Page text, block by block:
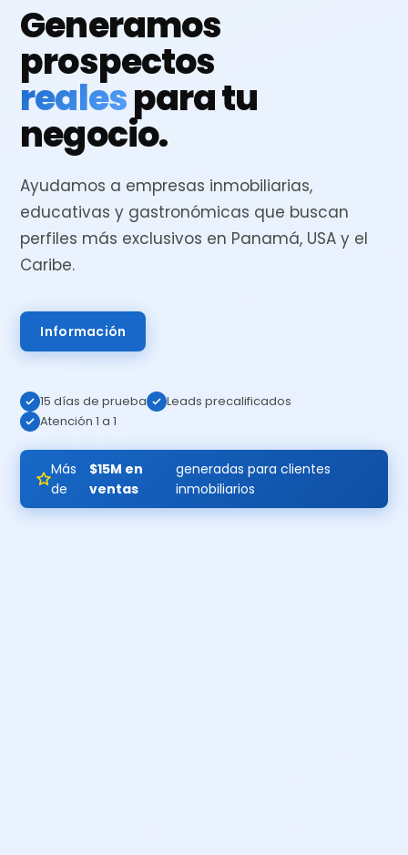
Generamos
prospectos
realespara tu
negocio.
Ayudamos a empresas inmobiliarias,
educativas y gastronómicas que buscan
perfiles más exclusivos en Panamá, USA y el
Caribe.
Información
15 días de prueba
Leads precalificados
Atención 1 a 1
Más
de
$15M en
ventas
generadas para clientes
inmobiliarios